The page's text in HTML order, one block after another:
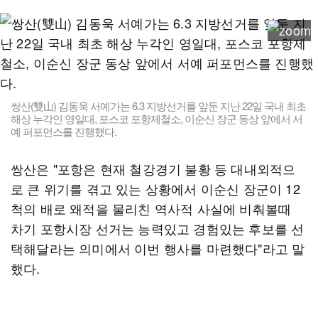
쌍산(雙山) 김동욱 서예가는 6.3 지방선거를 앞둔 지난 22일 국내 최초
해상 누각인 영일대, 포스코 포항제철소, 이순신 장군 동상 앞에서 서
예 퍼포먼스를 진행했다.
쌍산은 "포항은 현재 철강경기 불황 등 대내외적으
로 큰 위기를 겪고 있는 상황에서 이순신 장군이 12
척의 배로 왜적을 물리친 역사적 사실에 비춰볼때
차기 포항시장 선거는 능력있고 경험있는 후보를 선
택해달라는 의미에서 이번 행사를 마련했다"라고 말
했다.